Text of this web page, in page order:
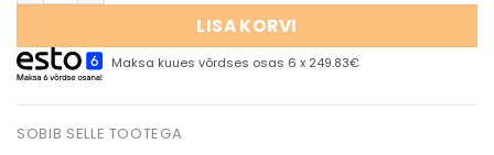
LISA KORVI
Maksa kuues võrdses osas 6 x 249.83€
SOBIB SELLE TOOTEGA